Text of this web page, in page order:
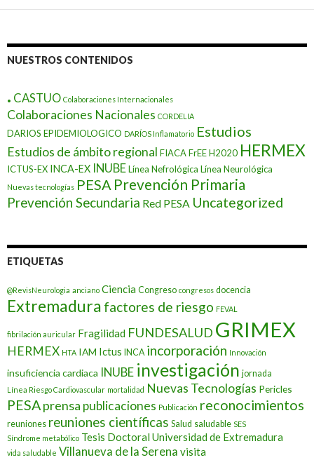
NUESTROS CONTENIDOS
. CASTUO Colaboraciones Internacionales
Colaboraciones Nacionales CORDELIA
DARIOS EPIDEMIOLOGICO DARÍOS Inflamatorio Estudios
Estudios de ámbito regional FIACAFrEEH2020 HERMEX
ICTUS-EX INCA-EX INUBELínea Nefrológica Línea Neurológica
Nuevas tecnologías PESA Prevención Primaria
Prevención Secundaria Red PESA Uncategorized
ETIQUETAS
@RevisNeurologia anciano Ciencia Congreso congresos docencia
Extremadura factores de riesgo FEVAL
fibrilación auricular Fragilidad FUNDESALUD GRIMEX
HERMEX HTA IAM Ictus INCA incorporación Innovación
insuficiencia cardiaca INUBE investigación jornada
Línea Riesgo Cardiovascular mortalidad Nuevas Tecnologías Pericles
PESAprensa publicaciones Publicación reconocimientos
reuniones reuniones científicas Salud saludable SES
Síndrome metabólico Tesis Doctoral Universidad de Extremadura
vida saludable Villanueva de la Serena visita